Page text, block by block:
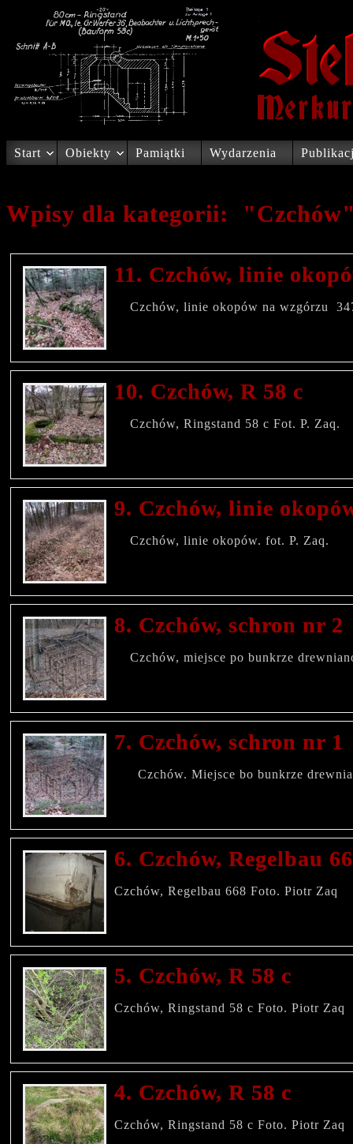
Start Obiekty Pamiątki Wydarzenia
Wpisy dla kategorii:
11. Czchów, linie
Czchów, linie okopów na
10. Czchów, R 58 c
Czchów, Ringstand 58 c Fot. P. Zaq.
9. Czchów, linie
Czchów, linie okopów. fot. P. Zaq.
8. Czchów, schron nr 2
Czchów, miejsce po bunkrze
7. Czchów, schron nr 1
Czchów. Miejsce bo bunkrze
6. Czchów, Regelbau
Czchów, Regelbau 668 Foto. Piotr Zaq
5. Czchów, R 58 c
Czchów, Ringstand 58 c Foto. Piotr
4. Czchów, R 58 c
Czchów, Ringstand 58 c Foto. Piotr Zaq